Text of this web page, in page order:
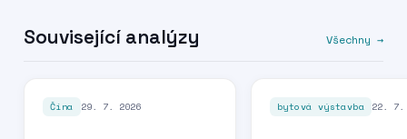
Související analýzy Všechny →
Čína 29. 7. 2026 bytová výstavba 22. 7.